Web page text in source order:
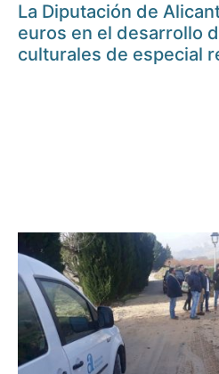
La Diputación de
euros en el desarrollo
culturales de especial